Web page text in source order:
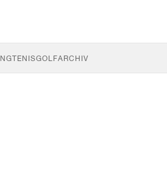
TENISGOLFARCHIV